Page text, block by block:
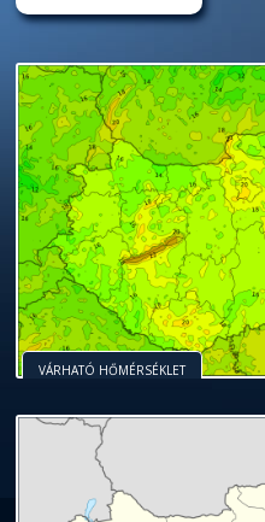
VÁRHATÓ HŐMÉRSÉKLET